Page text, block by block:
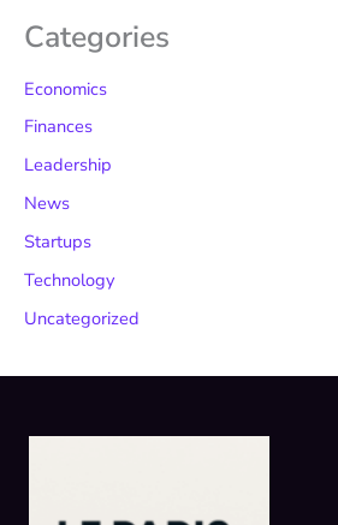
Categories
Economics
Finances
Leadership
News
Startups
Technology
Uncategorized